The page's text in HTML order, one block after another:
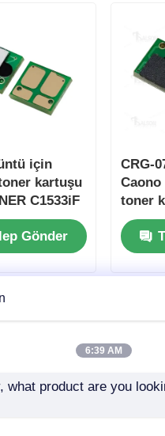
için
kartuşu
C1533iF
C1533P
Gönder
CRG-
toner
6:39 AM
what product are you